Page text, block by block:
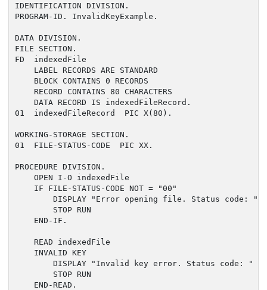
IDENTIFICATION DIVISION.
PROGRAM-ID. InvalidKeyExample.
DATA DIVISION.
FILE SECTION.
FD  indexedFile
    LABEL RECORDS ARE STANDARD
    BLOCK CONTAINS 0 RECORDS
    RECORD CONTAINS 80 CHARACTERS
    DATA RECORD IS indexedFileRecord.
01  indexedFileRecord  PIC X(80).
WORKING-STORAGE SECTION.
01  FILE-STATUS-CODE  PIC XX.
PROCEDURE DIVISION.
    OPEN I-O indexedFile
    IF FILE-STATUS-CODE NOT = "00"
DISPLAY "Error opening file. Status code: "
        STOP RUN
    END-IF.
    READ indexedFile
    INVALID KEY
DISPLAY "Invalid key error. Status code: "
        STOP RUN
    END-READ.